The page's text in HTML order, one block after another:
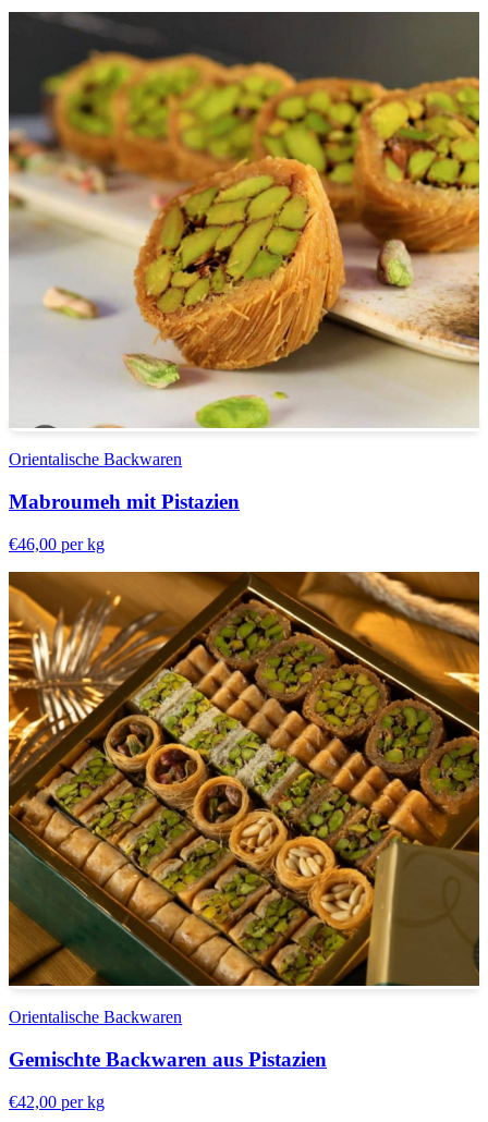
Orientalische Backwaren
Mabroumeh mit Pistazien
€46,00 per kg
Orientalische Backwaren
Gemischte Backwaren aus Pistazien
€42,00 per kg